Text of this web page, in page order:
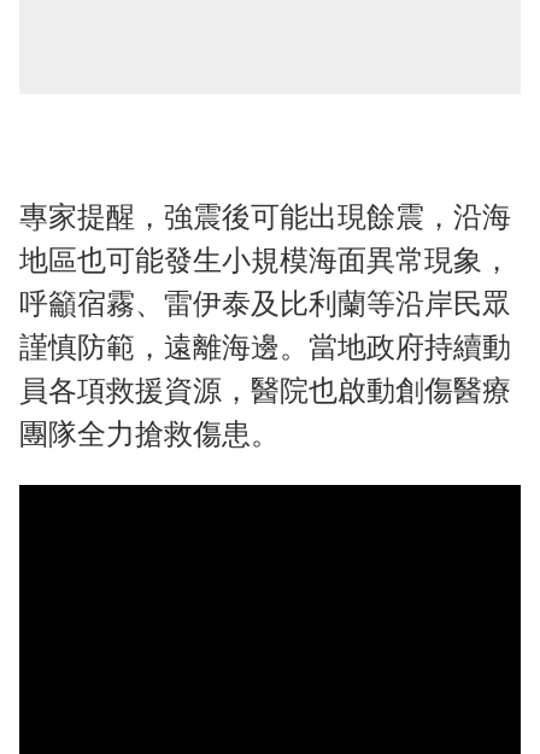
專家提醒，強震後可能出現餘震，沿海
地區也可能發生小規模海面異常現象，
呼籲宿霧、雷伊泰及比利蘭等沿岸民眾
謹慎防範，遠離海邊。當地政府持續動
員各項救援資源，醫院也啟動創傷醫療
團隊全力搶救傷患。